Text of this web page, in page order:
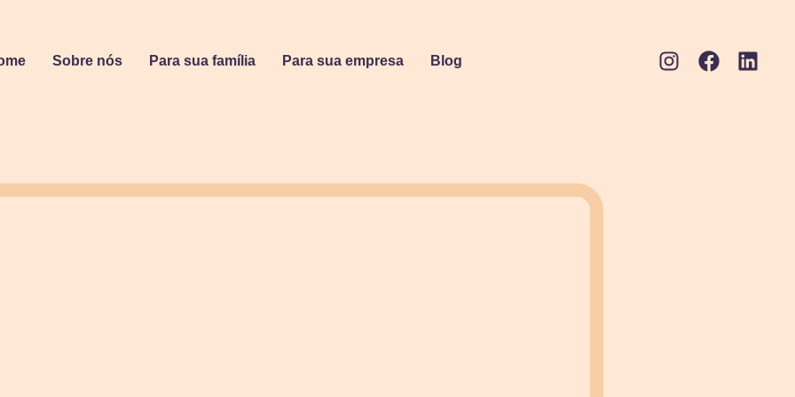
Sobre nós Para sua família Para sua empresa Blog